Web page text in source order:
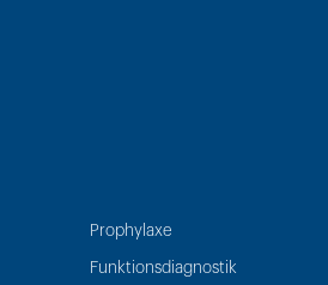
Prophylaxe
Funktionsdiagnostik